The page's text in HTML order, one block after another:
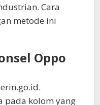
Cara
metode ini
Oppo
pada kolom yang